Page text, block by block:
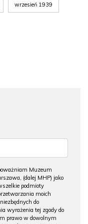
wrzesień 1939
Muzeum
(dalej MHP) jako
podmioty
moich
do
wyrażenia tej zgody do
prawo w dowolnym